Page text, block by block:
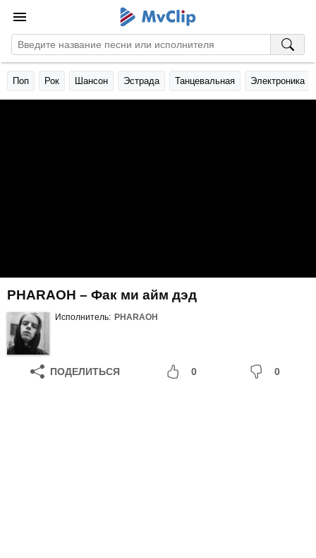
Поп Рок Шансон Эстрада Танцевальная Электроника
PHARAOH – Фак ми айм дэд
Исполнитель: PHARAOH
ПОДЕЛИТЬСЯ 0 0